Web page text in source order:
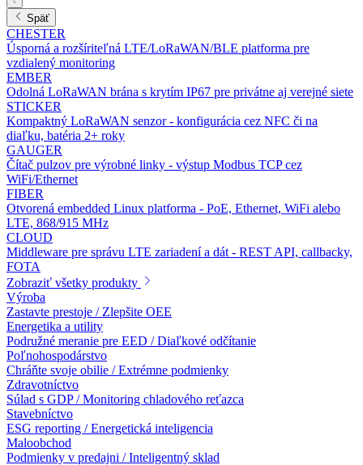
Späť
CHESTER
Úsporná a rozšíriteľná LTE/LoRaWAN/BLE platforma pre
vzdialený monitoring
EMBER
Odolná LoRaWAN brána s krytím IP67 pre privátne aj verejné siete
STICKER
Kompaktný LoRaWAN senzor - konfigurácia cez NFC či na
diaľku, batéria 2+ roky
GAUGER
Čítač pulzov pre výrobné linky - výstup Modbus TCP cez
WiFi/Ethernet
FIBER
Otvorená embedded Linux platforma - PoE, Ethernet, WiFi alebo
LTE, 868/915 MHz
CLOUD
Middleware pre správu LTE zariadení a dát - REST API, callbacky,
FOTA
Zobraziť všetky produkty
Výroba
Zastavte prestoje / Zlepšite OEE
Energetika a utility
Podružné meranie pre EED / Diaľkové odčítanie
Poľnohospodárstvo
Chráňte svoje obilie / Extrémne podmienky
Zdravotníctvo
Súlad s GDP / Monitoring chladového reťazca
Stavebníctvo
ESG reporting / Energetická inteligencia
Maloobchod
Podmienky v predajni / Inteligentný sklad